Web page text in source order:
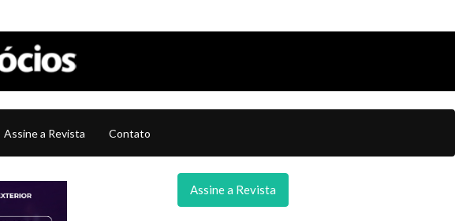
Assine a Revista Contato
Assine a Revista